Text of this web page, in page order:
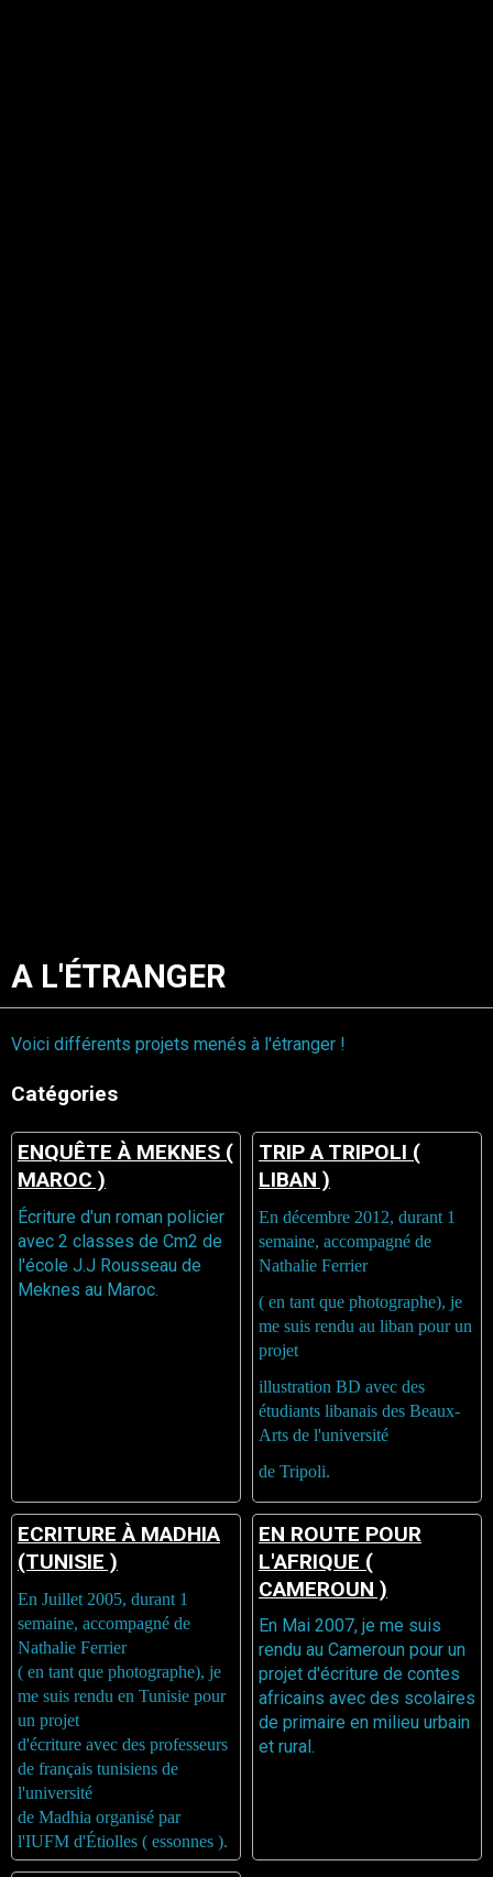
A L'ÉTRANGER
Voici différents projets menés à l'étranger !
Catégories
ENQUÊTE À MEKNES (
MAROC )
Écriture d'un roman policier
avec 2 classes de Cm2 de
l'école J.J Rousseau de
Meknes au Maroc.
TRIP A TRIPOLI (
LIBAN )
En décembre 2012, durant 1
semaine, accompagné de
Nathalie Ferrier
( en tant que photographe), je
me suis rendu au liban pour un
projet
illustration BD avec des
étudiants libanais des Beaux-
Arts de l'université
de Tripoli.
ECRITURE À MADHIA
(TUNISIE )
En Juillet 2005, durant 1
semaine, accompagné de
Nathalie Ferrier
( en tant que photographe), je
me suis rendu en Tunisie pour
un projet
d'écriture avec des professeurs
de français tunisiens de
l'université
de Madhia organisé par
l'IUFM d'Étiolles ( essonnes ).
EN ROUTE POUR
L'AFRIQUE (
CAMEROUN )
En Mai 2007, je me suis
rendu au Cameroun pour un
projet d'écriture de contes
africains avec des scolaires
de primaire en milieu urbain
et rural.